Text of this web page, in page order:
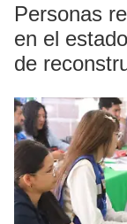
Personas
en el
de